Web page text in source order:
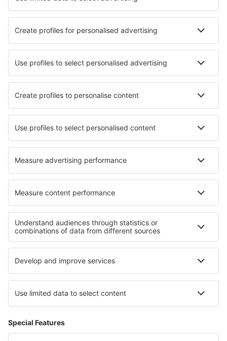
Hotels in Callantsoog Hotels in Wissenkerke
Hotels in Warmenhuizen Hotels in Ede
Hotels in Inverinate Hotels in Djupvik Hotels in St Just
Hotels in Newton Stewart Hotels in Berg bei Ravensburg
Hotels in Zama Hotels in Neumünster Hotels Buinsk
Beste hotels - regio's
Hotels in Nederland Hotels in La Romana
Hotels in Tasmanië Hotels op Réunion
Hotels in het Klaserie Nature Reserve
Hotels in Meribel-les-Allues